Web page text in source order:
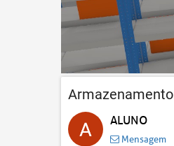
Armazenamento
ALUNO
Mensagem